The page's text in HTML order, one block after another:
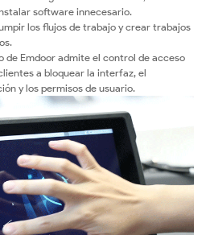
software innecesario.
los flujos de trabajo y crear trabajos
de Emdoor admite el control de acceso
a bloquear la interfaz, el
y los permisos de usuario.